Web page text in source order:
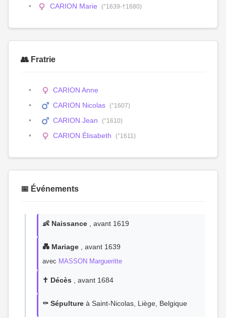
CARION Marie (°1639-†1680)
👥 Fratrie
CARION Anne
CARION Nicolas (°1607)
CARION Jean (°1610)
CARION Élisabeth (°1611)
📅 Événements
👶 Naissance , avant 1619
💑 Mariage , avant 1639
avec MASSON Margueritte
✝️ Décès , avant 1684
⚰️ Sépulture à Saint-Nicolas, Liège, Belgique